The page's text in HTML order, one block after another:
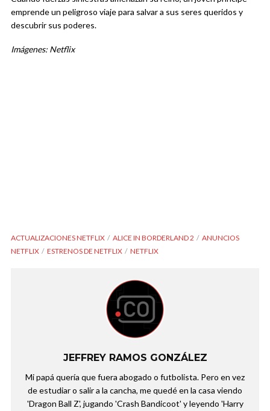
emprende un peligroso viaje para salvar a sus seres queridos y
descubrir sus poderes.
Imágenes: Netflix
ACTUALIZACIONES NETFLIX ALICE IN BORDERLAND 2
ANUNCIOS
NETFLIX
ESTRENOS DE NETFLIX NETFLIX
JEFFREY RAMOS GONZÁLEZ
Mi papá quería que fuera abogado o futbolista. Pero en vez
de estudiar o salir a la cancha, me quedé en la casa viendo
'Dragon Ball Z', jugando 'Crash Bandicoot' y leyendo 'Harry